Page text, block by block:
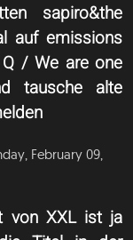
sapiro&the
auf emissions
/ We are one
tausche alte
February 09,
von XXL ist ja